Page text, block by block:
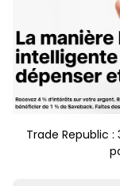
Trade Republic :